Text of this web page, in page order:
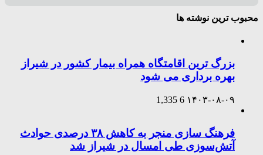
محبوب ترین نوشته ها
بزرگ ترین اقامتگاه همراه بیمار کشور در شیراز
بهره برداری می شود
۱۴۰۳-۰۸-۰۹ 6
1,335
فرهنگ سازی منجر به کاهش ۳۸ درصدی حوادث
آتش‌سوزی طی امسال در شیراز شد